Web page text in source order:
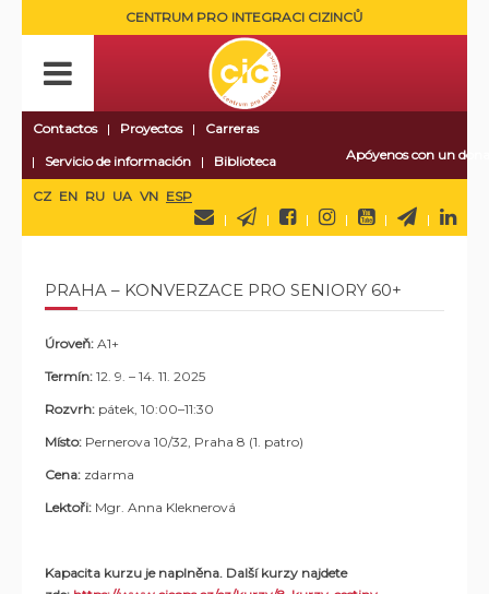
CENTRUM PRO INTEGRACI CIZINCŮ
Contactos Proyectos
Carreras
Servicio de información
Biblioteca Apóyenos con un
CZ EN RU UA VN ESP
PRAHA – KONVERZACE PRO SENIORY 60+
Úroveň: A1+
Termín: 12. 9. – 14. 11. 2025
Rozvrh: pátek, 10:00–11:30
Místo: Pernerova 10/32, Praha 8 (1. patro)
Cena: zdarma
Lektoři: Mgr. Anna Kleknerová
Kapacita kurzu je naplněna. Další kurzy najdete